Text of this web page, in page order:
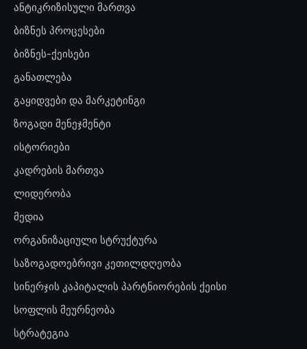
ანტიკრიზისული მართვა
ბიზნეს პროცესები
ბიზნეს-ქეისები
განათლება
გაყიდვები და მარკეტინგი
ზოგადი მენეჯმენტი
ისტორიები
კადრების მართვა
ლიდერობა
მედია
ორგანიზაციული სტრუქტურა
საზოგადოებრივი კეთილდღეობა
სინერჯის კაპიტალის პარტნიორების ქეისი
სოფლის მეურნეობა
სტრატეგია